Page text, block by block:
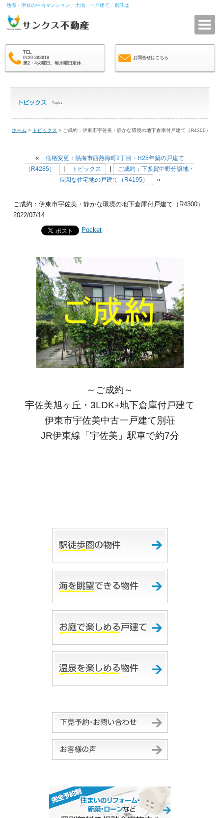
熱海・伊豆の中古マンション、土地、一戸建て、別荘は
TEL
0120-393019
第2・4火曜日、毎水曜日定休
お問合せはこちら
ホーム > トピックス > ご成約：伊東市宇佐美・静かな環境の地下倉庫付戸建て（R4300）
«
価格変更：熱海市西熱海町2丁目・H25年築の戸建て
（R4285）
トピックス
ご成約：下多賀中野分譲地・
長閑な住宅地の戸建て（R4195）
»
ご成約：伊東市宇佐美・静かな環境の地下倉庫付戸建て（R4300）
2022/07/14
Pocket
～ご成約～
宇佐美旭ヶ丘・3LDK+地下倉庫付戸建て
伊東市宇佐美中古一戸建て別荘
JR伊東線「宇佐美」駅車で約7分